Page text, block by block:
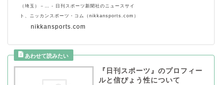
nikkansports.com
（埼玉）－… - 日刊スポーツ新聞社のニュースサイ
ト、ニッカンスポーツ・コム（nikkansports.com）
『日刊スポーツ』のプロフィー
ルと信ぴょう性について